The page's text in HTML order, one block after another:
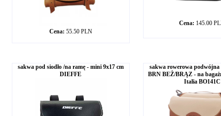
Cena: 55.50 PLN
Cena: 145.00
sakwa pod siodło /na ramę - mini 9x17 cm
DIEFFE
sakwa rowerowa
BRN BEŻ/BRĄZ - na
Italia BO141C